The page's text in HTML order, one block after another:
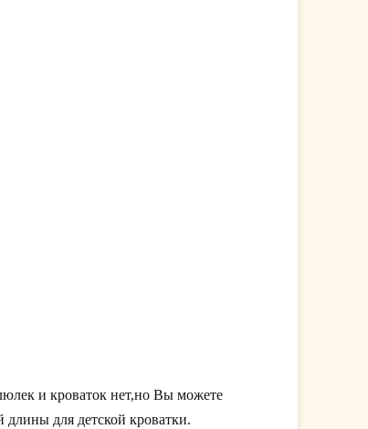
и кроваток нет,но Вы можете
длины для детской кроватки.